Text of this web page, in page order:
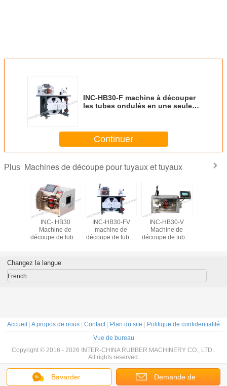
INC-HB30-F machine à découper
les tubes ondulés en une seule;
machine à couper les tubes
automatique;
Continuer
Plus Machines de découpe pour tuyaux et tuyaux
Machine
de
de
machines de
découpe à la
longueur pour
tuyaux; machines
de découpe;
automatiques de
Étude de cas:
couper des
joints/sérailles/falps
mousseux
coupeuse de
INC- HB60
Machine de
découpe de tubes
de tuyaux;
découpe;
Bavarder Demande de
Changez la langue
French
Accueil A propos de nous Contact| Plan du site
Politique de confidentialité
Vue de bureau
Copyright © 2016 - 2026 INTER-CHINA RUBBER MACHINERY CO., LTD..
All rights reserved.